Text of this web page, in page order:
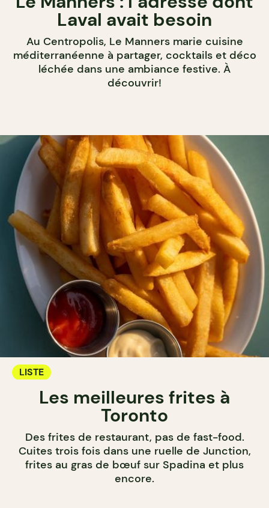
Laval avait besoin
Au Centropolis, Le Manners marie cuisine
méditerranéenne à partager, cocktails et déco
léchée dans une ambiance festive. À
découvrir!
LISTE
Les meilleures frites à
Toronto
Des frites de restaurant, pas de fast-food.
Cuites trois fois dans une ruelle de Junction,
frites au gras de bœuf sur Spadina et plus
encore.